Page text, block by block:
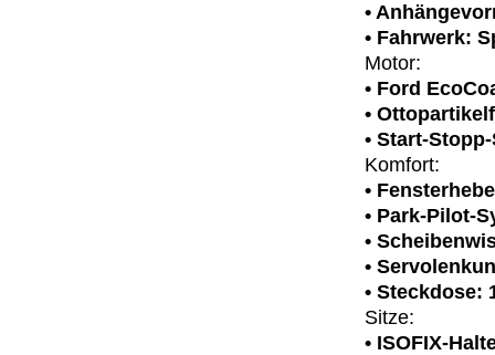
•
• Fahrwerk:
Motor:
• Ford
•
• Start-
Komfort:
•
• Park-Pilot-
•
•
• Steckdose:
Sitze:
• ISOFIX-